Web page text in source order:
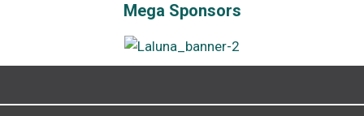
Mega Sponsors